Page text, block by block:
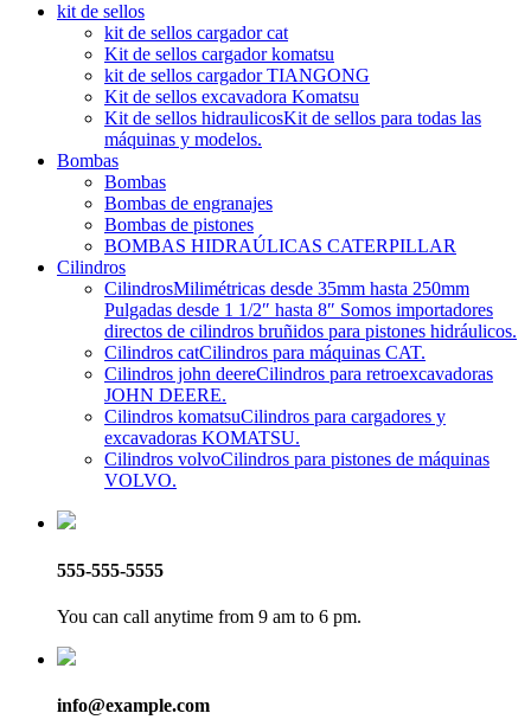
kit de sellos
kit de sellos cargador cat
Kit de sellos cargador komatsu
kit de sellos cargador TIANGONG
Kit de sellos excavadora Komatsu
Kit de sellos hidraulicosKit de sellos para todas las
máquinas y modelos.
Bombas
Bombas
Bombas de engranajes
Bombas de pistones
BOMBAS HIDRAÚLICAS CATERPILLAR
Cilindros
CilindrosMilimétricas desde 35mm hasta 250mm
Pulgadas desde 1 1/2″ hasta 8″ Somos importadores
directos de cilindros bruñidos para pistones hidráulicos.
Cilindros catCilindros para máquinas CAT.
Cilindros john deereCilindros para retroexcavadoras
JOHN DEERE.
Cilindros komatsuCilindros para cargadores y
excavadoras KOMATSU.
Cilindros volvoCilindros para pistones de máquinas
VOLVO.
555-555-5555
You can call anytime from 9 am to 6 pm.
info@example.com